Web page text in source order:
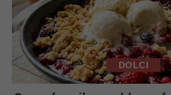
DOLCI